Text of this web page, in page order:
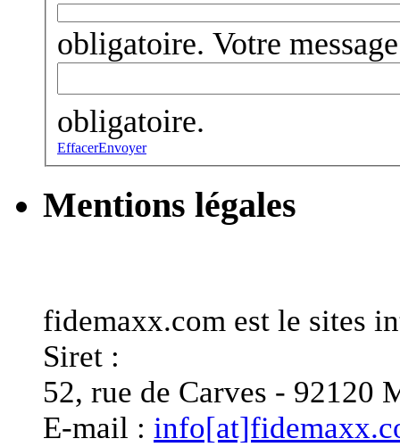
obligatoire. Votre
obligatoire.
EffacerEnvoyer
Mentions légales
fidemaxx.com est le sites
Siret :
52, rue de Carves - 92120
E-mail :